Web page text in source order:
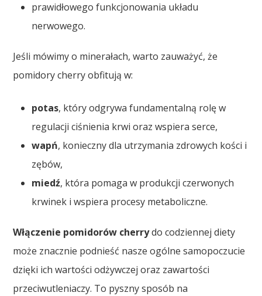
prawidłowego funkcjonowania układu
nerwowego.
Jeśli mówimy o minerałach, warto zauważyć, że
pomidory cherry obfitują w:
potas, który odgrywa fundamentalną rolę w
regulacji ciśnienia krwi oraz wspiera serce,
wapń, konieczny dla utrzymania zdrowych kości i
zębów,
miedź, która pomaga w produkcji czerwonych
krwinek i wspiera procesy metaboliczne.
Włączenie pomidorów cherrydo codziennej diety
może znacznie podnieść nasze ogólne samopoczucie
dzięki ich wartości odżywczej oraz zawartości
przeciwutleniaczy. To pyszny sposób na